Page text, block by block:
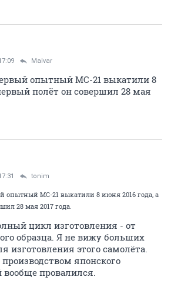
Malvar
опытный МС-21 выкатили 8
полёт он совершил 28 мая
tonim
опытный МС-21 выкатили 8 июня 2016 года, а
28 мая 2017 года.
цикл изготовления - от
образца. Я не вижу больших
изготовления этого самолёта.
японского
вообще провалился.